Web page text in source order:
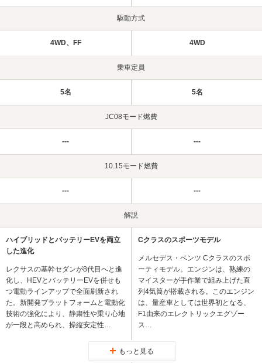
駆動方式
4WD、FF 4WD
乗車定員
5名 5名
JC08モード燃費
--- ---
10.15モード燃費
--- ---
解説
ハイブリッドとバッテリーEVを両立
した進化
レクサスの基幹セダンが8代目へと進
化し、HEVとバッテリーEVを併せも
つ電動ラインアップで全面刷新され
た。新開発プラットフォームと電動化
技術の強化により、静粛性や乗り心地
が一段と高められ、操縦安定性…
Cクラスのスポーツモデル
メルセデス・ベンツ Cクラスのスポ
ーティモデル。エンジンは、熟練の
マイスターが手作業で組み上げた直
列4気筒が搭載される。このエンジン
は、量産車としては世界初となる、
F1由来のエレクトリックエグゾー
ス…
もっと見る